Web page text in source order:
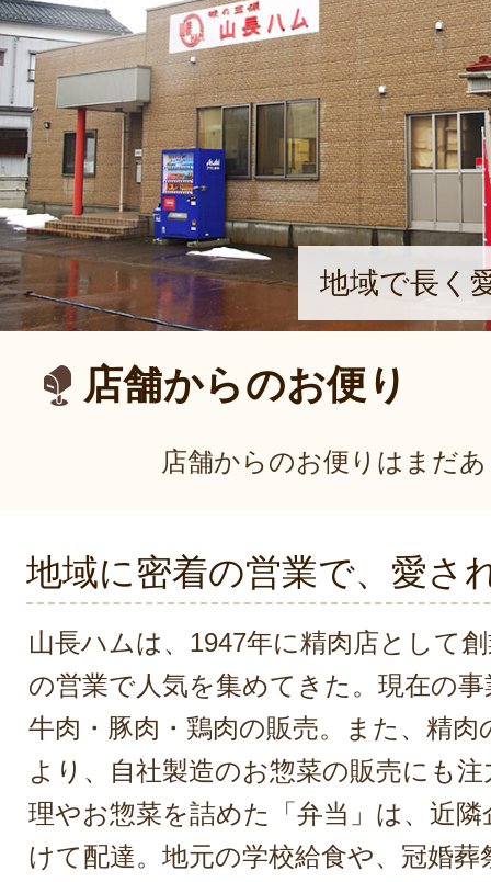
地域で長く
店舗からのお便り
店舗からのお便りはまだ
地域に密着の営業で、愛さ
山長ハムは、1947年に精肉店として
の営業で人気を集めてきた。現在の
牛肉・豚肉・鶏肉の販売。また、精
より、自社製造のお惣菜の販売にも
理やお惣菜を詰めた「弁当」は、近
けて配達。地元の学校給食や、冠婚